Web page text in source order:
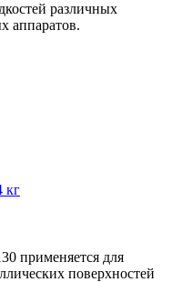
различных
аппаратов.
кг
применяется для
поверхностей